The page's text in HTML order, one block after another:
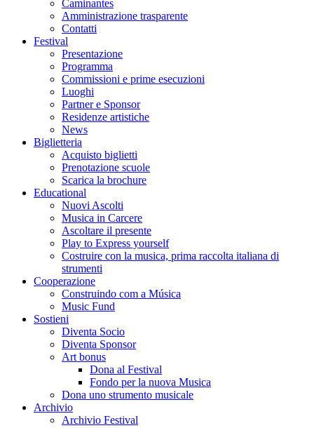
Caminantes
Amministrazione trasparente
Contatti
Festival
Presentazione
Programma
Commissioni e prime esecuzioni
Luoghi
Partner e Sponsor
Residenze artistiche
News
Biglietteria
Acquisto biglietti
Prenotazione scuole
Scarica la brochure
Educational
Nuovi Ascolti
Musica in Carcere
Ascoltare il presente
Play to Express yourself
Costruire con la musica, prima raccolta italiana di
strumenti
Cooperazione
Construindo com a Música
Music Fund
Sostieni
Diventa Socio
Diventa Sponsor
Art bonus
Dona al Festival
Fondo per la nuova Musica
Dona uno strumento musicale
Archivio
Archivio Festival